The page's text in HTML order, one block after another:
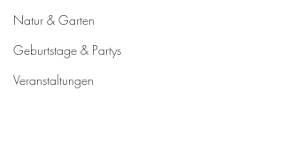
Natur & Garten
Geburtstage & Partys
Veranstaltungen